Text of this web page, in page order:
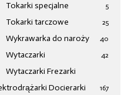
Tokarki specjalne 5
Tokarki tarczowe 25
Wykrawarka do naroży 40
Wytaczarki 42
Wytaczarki Frezarki
Docierarki
167